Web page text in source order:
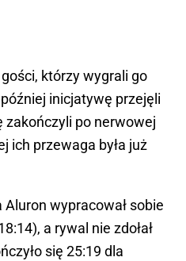
którzy wygrali go
inicjatywę przejęli
zakończyli po nerwowej
ich przewaga była już
wypracował sobie
a rywal nie zdołał
się 25:19 dla